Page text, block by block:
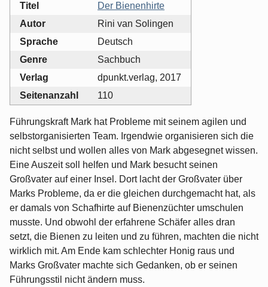
Titel
Der Bienenhirte
Autor
Rini van Solingen
Sprache
Deutsch
Genre
Sachbuch
Verlag
dpunkt.verlag, 2017
Seitenanzahl
110
Führungskraft Mark hat Probleme mit seinem agilen und
selbstorganisierten Team. Irgendwie organisieren sich die
nicht selbst und wollen alles von Mark abgesegnet wissen.
Eine Auszeit soll helfen und Mark besucht seinen
Großvater auf einer Insel. Dort lacht der Großvater über
Marks Probleme, da er die gleichen durchgemacht hat, als
er damals von Schafhirte auf Bienenzüchter umschulen
musste. Und obwohl der erfahrene Schäfer alles dran
setzt, die Bienen zu leiten und zu führen, machten die nicht
wirklich mit. Am Ende kam schlechter Honig raus und
Marks Großvater machte sich Gedanken, ob er seinen
Führungsstil nicht ändern muss.